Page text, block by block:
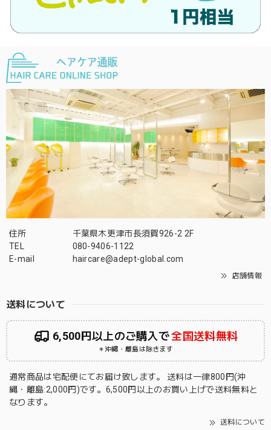
住所
千葉県木更津市長須賀926-2 2F
TEL
080-9406-1122
E-mail
haircare@adept-global.com
店舗情報
送料について
6,500円以上のご購入で全国送料無料
＊沖縄・離島は除きます
通常商品は宅配便にてお届け致します。 送料は一律800円(沖
縄・離島:2,000円)です。6,500円以上のお買い上げで送料無料と
なります。
送料について